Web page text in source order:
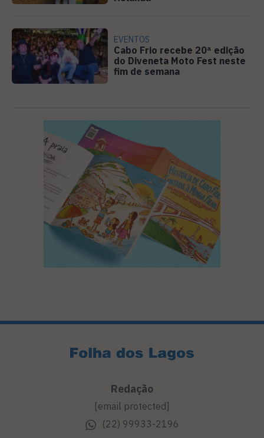
EVENTOS
Cabo Frio recebe 20ª edição
do Diveneta Moto Fest neste
fim de semana
Redação
[email protected]
(22) 99933-2196